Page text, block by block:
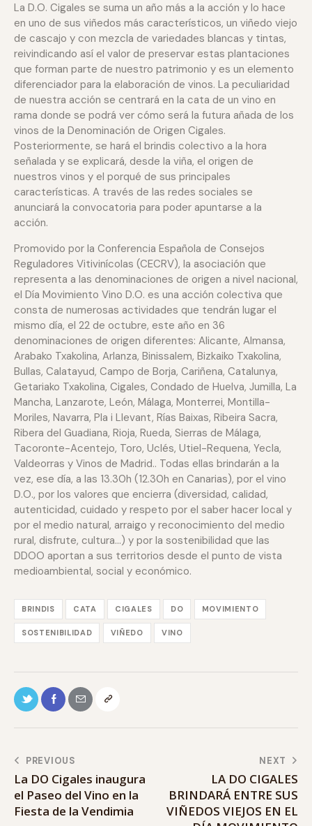
La D.O. Cigales se suma un año más a la acción y lo hace
en uno de sus viñedos más característicos, un viñedo viejo
de cascajo y con mezcla de variedades blancas y tintas,
reivindicando así el valor de preservar estas plantaciones
que forman parte de nuestro patrimonio y es un elemento
diferenciador para la elaboración de vinos. La peculiaridad
de nuestra acción se centrará en la cata de un vino en
rama donde se podrá ver cómo será la futura añada de los
vinos de la Denominación de Origen Cigales.
Posteriormente, se hará el brindis colectivo a la hora
señalada y se explicará, desde la viña, el origen de
nuestros vinos y el porqué de sus principales
características. A través de las redes sociales se
anunciará la convocatoria para poder apuntarse a la
acción.
Promovido por la Conferencia Española de Consejos
Reguladores Vitivinícolas (CECRV), la asociación que
representa a las denominaciones de origen a nivel nacional,
el Día Movimiento Vino D.O. es una acción colectiva que
consta de numerosas actividades que tendrán lugar el
mismo día, el 22 de octubre, este año en 36
denominaciones de origen diferentes: Alicante, Almansa,
Arabako Txakolina, Arlanza, Binissalem, Bizkaiko Txakolina,
Bullas, Calatayud, Campo de Borja, Cariñena, Catalunya,
Getariako Txakolina, Cigales, Condado de Huelva, Jumilla, La
Mancha, Lanzarote, León, Málaga, Monterrei, Montilla-
Moriles, Navarra, Pla i Llevant, Rías Baixas, Ribeira Sacra,
Ribera del Guadiana, Rioja, Rueda, Sierras de Málaga,
Tacoronte-Acentejo, Toro, Uclés, Utiel-Requena, Yecla,
Valdeorras y Vinos de Madrid.. Todas ellas brindarán a la
vez, ese día, a las 13.30h (12.30h en Canarias), por el vino
D.O., por los valores que encierra (diversidad, calidad,
autenticidad, cuidado y respeto por el saber hacer local y
por el medio natural, arraigo y reconocimiento del medio
rural, disfrute, cultura…) y por la sostenibilidad que las
DDOO aportan a sus territorios desde el punto de vista
medioambiental, social y económico.
BRINDIS CATA CIGALES DO MOVIMIENTO
SOSTENIBILIDAD VIÑEDO VINO
PREVIOUS
La DO Cigales inaugura
el Paseo del Vino en la
Fiesta de la Vendimia
NEXT
LA DO CIGALES
BRINDARÁ ENTRE SUS
VIÑEDOS VIEJOS EN EL